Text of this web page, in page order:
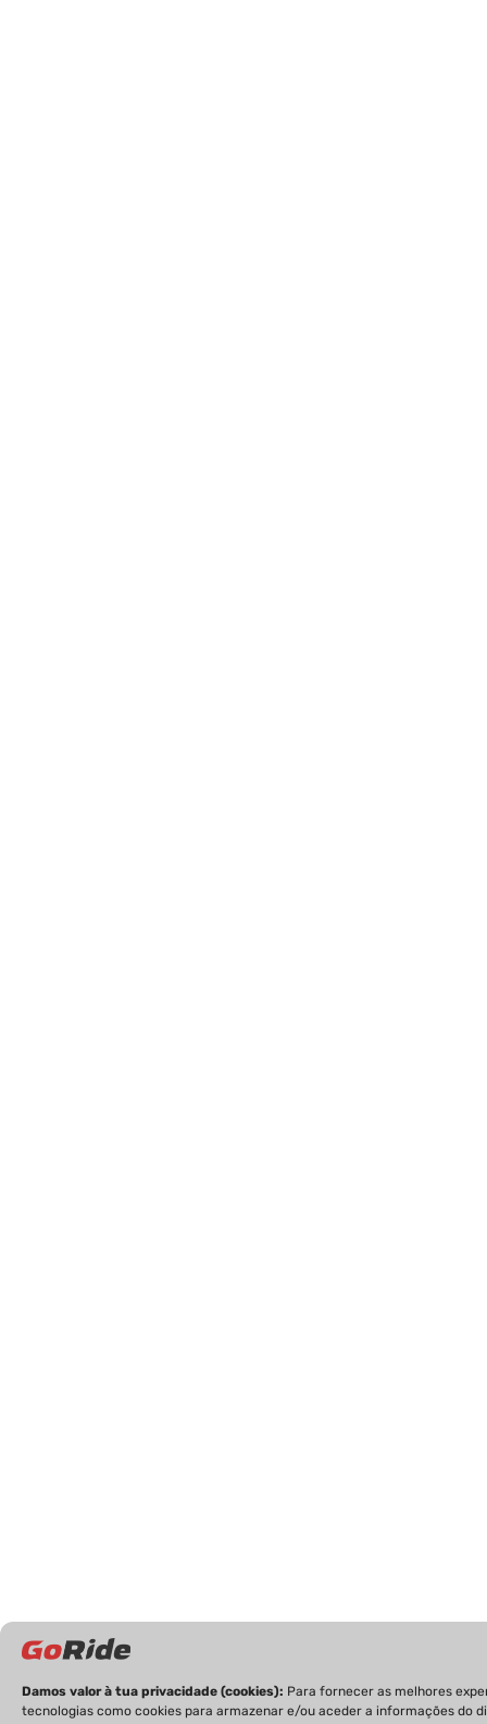
Damos valor à tua privacidade (cookies): Para fornecer as melhores
tecnologias como cookies para armazenar e/ou aceder a informações do